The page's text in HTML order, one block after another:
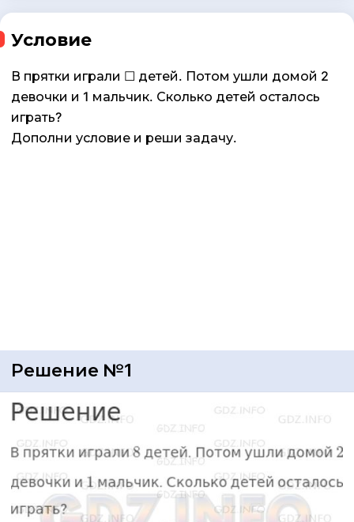
Условие
В прятки играли ☐ детей. Потом ушли домой 2
девочки и 1 мальчик. Сколько детей осталось
играть?
Дополни условие и реши задачу.
Решение №1